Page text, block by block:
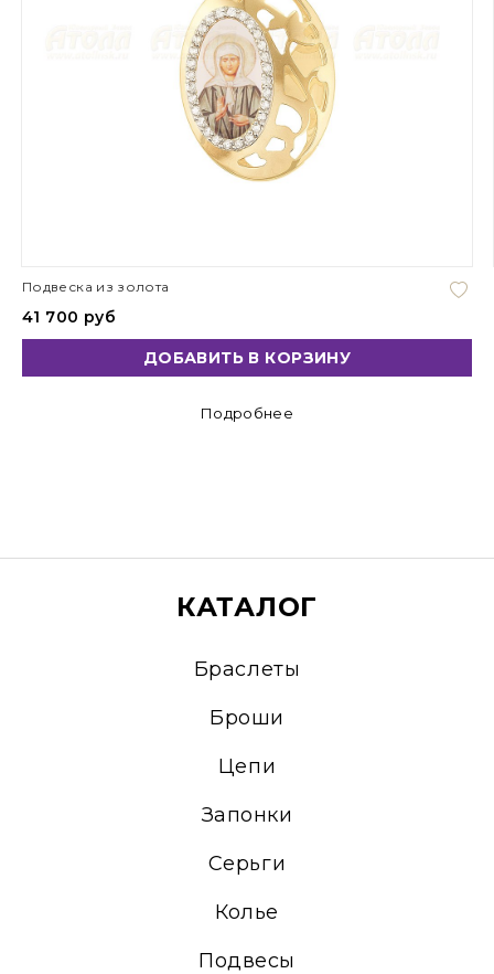
Подвеска из золота
41 700 руб
ДОБАВИТЬ В КОРЗИНУ
Подробнее
КАТАЛОГ
Браслеты
Броши
Цепи
Запонки
Серьги
Колье
Подвесы